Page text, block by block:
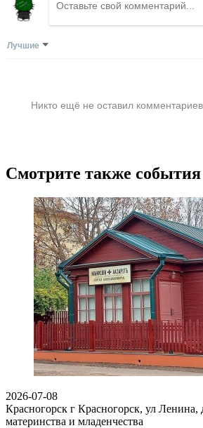
Лучшие
Никто ещё не оставил
Смотрите также события
2026-07-08
Красногорск г Красногорск, ул Ленина,
материнства и младенчества